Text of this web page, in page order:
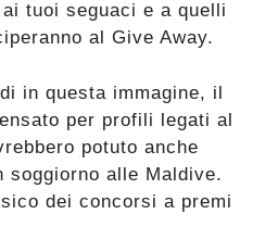
ai tuoi seguaci e a quelli
al Give Away.
in questa immagine, il
per profili legati al
potuto anche
soggiorno alle Maldive.
dei concorsi a premi